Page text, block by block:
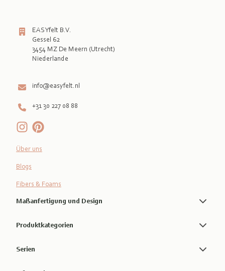
EASYfelt B.V.
Gessel 62
3454 MZ De Meern (Utrecht)
Niederlande
info@easyfelt.nl
+31 30 227 08 88
Über uns
Blogs
Fibers & Foams
Maßanfertigung und Design
Produktkategorien
Serien